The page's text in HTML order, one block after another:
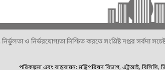
ও নির্ভরযোগ্যতা নিশ্চিত করতে সংশ্লিষ্ট দপ্তর সর্বদা
পরিকল্পনা এবং বাস্তবায়ন: মন্ত্রিপরিষদ বিভাগ, এটুআই, বিসিসি,